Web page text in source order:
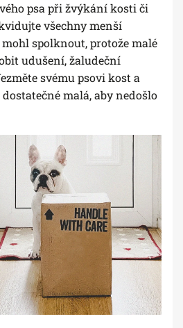
psa při žvýkání kosti či
všechny menší
spolknout, protože malé
udušení, žaludeční
svému psovi kost a
malá, aby nedošlo